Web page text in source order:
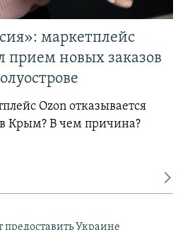
маркетплейс
прием новых заказов
Ozon отказывается
в Крым? В чем причина?
Украине